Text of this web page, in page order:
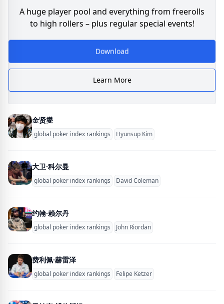
A huge player pool and everything from freerolls
to high rollers – plus regular special events!
Download
Learn More
金贤燮
global poker index rankings Hyunsup Kim
大卫·科尔曼
global poker index rankings David Coleman
约翰·赖尔丹
global poker index rankings John Riordan
费利佩·赫雷泽
global poker index rankings Felipe Ketzer